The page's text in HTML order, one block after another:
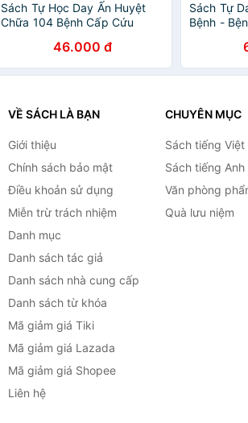
Sách Tự Học Day Ấn Huyệt
Chữa 104 Bệnh Cấp Cứu
46.000 đ
Sách Tự
Bệnh -
VỀ SÁCH LÀ BẠN
Giới thiệu
Chính sách bảo mật
Điều khoản sử dụng
Miễn trừ trách nhiệm
Danh mục
Danh sách tác giả
Danh sách nhà cung cấp
Danh sách từ khóa
Mã giảm giá Tiki
Mã giảm giá Lazada
Mã giảm giá Shopee
Liên hệ
CHUYÊN MỤC
Sách tiếng Việt
Sách tiếng Anh
Văn phòng
Quà lưu niệm